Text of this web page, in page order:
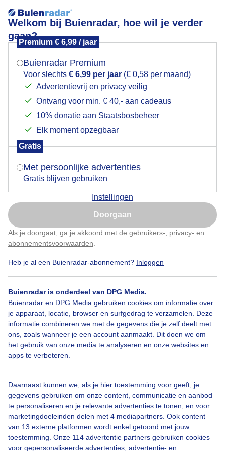
Welkom bij Buienradar, hoe wil je verder
gaan?
Premium € 6,99 / jaar
Buienradar Premium
Voor slechts € 6,99 per jaar (€ 0,58 per maand)
Advertentievrij en privacy veilig
Ontvang voor min. € 40,- aan cadeaus
10% donatie aan Staatsbosbeheer
Elk moment opzegbaar
Gratis
Met persoonlijke advertenties
Gratis blijven gebruiken
Instellingen
Doorgaan
Als je doorgaat, ga je akkoord met de gebruikers- privacy- en
abonnementsvoorwaarden
Heb je al een Buienradar-abonnement? Inloggen
Buienradar is onderdeel van DPG Media.
Buienradar en DPG Media gebruiken cookies om informatie over
je apparaat, locatie, browser en surfgedrag te verzamelen. Deze
informatie combineren we met de gegevens die je zelf deelt met
ons, zoals wanneer je een account aanmaakt. Dit doen we om
het gebruik van onze media te analyseren en onze websites en
apps te verbeteren.
Daarnaast kunnen we, als je hier toestemming voor geeft, je
gegevens gebruiken om onze content, communicatie en aanbod
te personaliseren en je relevante advertenties te tonen, en voor
marketingdoeleinden delen met 4 mediapartners. Ook content
van 13 externe platformen wordt enkel getoond met jouw
toestemming. Onze 114 advertentie partners gebruiken cookies
voor gepersonaliseerde advertenties, advertentie- en
fietspad
Een moment geduld aub...
Populaire categorieën
Lente
Zomer
Over Buienradar
Bedrijfsgegevens
Veelgestelde vragen
Contact
Toegankelijkheid
Buienradar Team
Privacy beleid
Cookie beleid
Privacy instellingen
Mogen we je locatie gebruiken voor het
Indien je hier nog geen akkoord op hebt gegeven,
verschijnt er zo een pop-up uit je browser waarin
Is goed, toon de popup
Nu niet, misschien later
Klik hierom dit aan te passen